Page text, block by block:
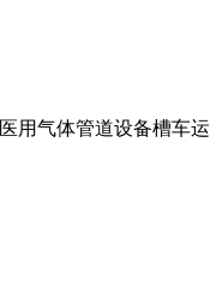
医用气体管道设备槽车运